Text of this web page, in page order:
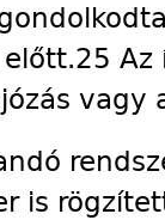
vagy
is